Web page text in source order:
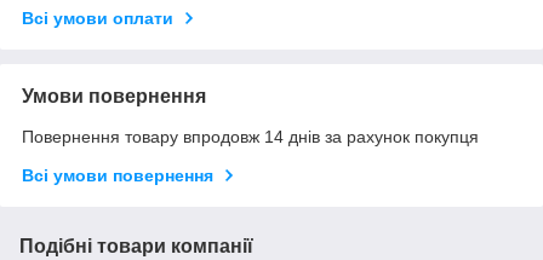
Всі умови оплати
Умови повернення
Повернення товару впродовж 14 днів за рахунок покупця
Всі умови повернення
Подібні товари компанії